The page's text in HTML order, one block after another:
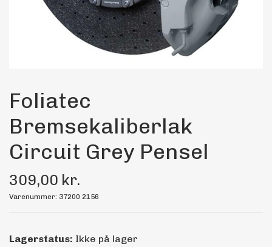
Transport Udstyr
Olie
Dæk & Fælge
Foliatec
Bremsekaliberlak
Circuit Grey Pensel
309,00 kr.
Varenummer: 37200 2156
Lagerstatus: Ikke på lager